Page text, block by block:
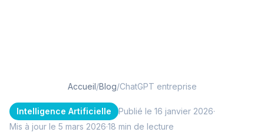
Accueil/Blog/ChatGPT entreprise
Intelligence Artificielle Publié le 16 janvier 2026·
Mis à jour le 5 mars 2026·18 min de lecture